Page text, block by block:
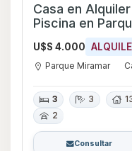
Casa en
Piscina en
U$S 4.000
Parque Miramar
3 3
2
Consultar